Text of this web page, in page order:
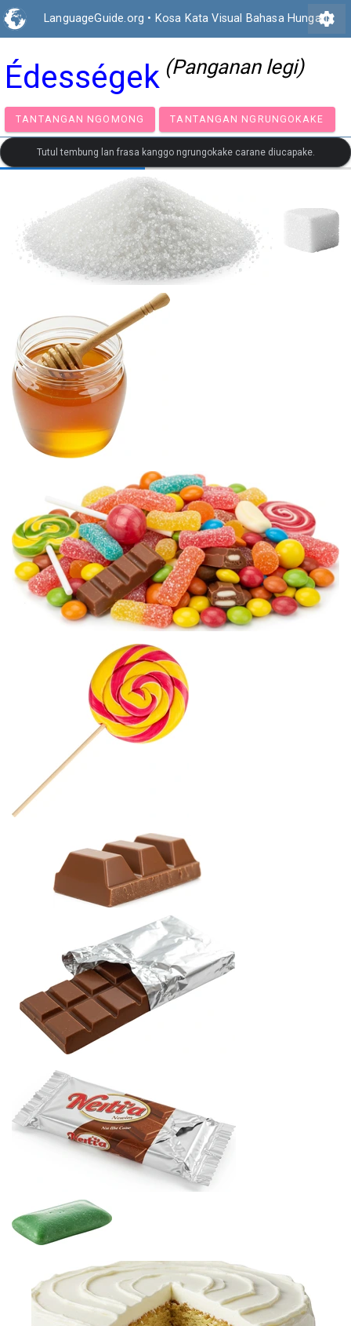
LanguageGuide.org • Kosa Kata Visual Bahasa Hungaria
settings
Édességek (Panganan legi)
TANTANGAN NGOMONG TANTANGAN
Tutul tembung lan frasa kanggo ngrungokake carane diucapake.